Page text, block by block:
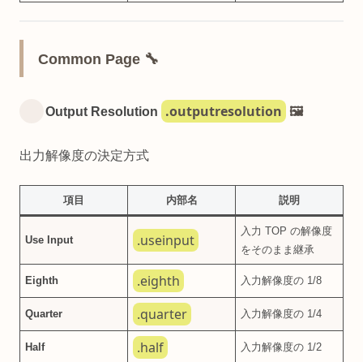
Common Page 🔧
Output Resolution .outputresolution 🖼️
出力解像度の決定方式
項目 内部名 説明
Use Input .useinput
入力 TOP の解像度
をそのまま継承
Eighth .eighth 入力解像度の 1/8
Quarter .quarter 入力解像度の 1/4
Half .half 入力解像度の 1/2